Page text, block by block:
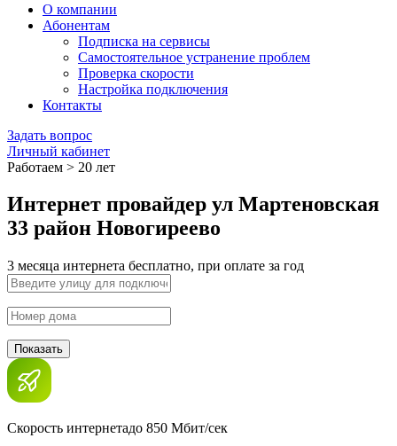
О компании
Абонентам
Подписка на сервисы
Самостоятельное устранение проблем
Проверка скорости
Настройка подключения
Контакты
Задать вопрос
Личный кабинет
Работаем > 20 лет
Интернет провайдер ул Мартеновская
33 район Новогиреево
3 месяца интернета бесплатно, при оплате за год
Показать
Скорость интернетадо 850 Мбит/сек